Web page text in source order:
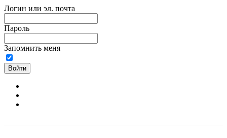
Логин или эл. почта
Пароль
Запомнить меня
Войти